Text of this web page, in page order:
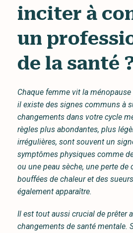
inciter à
un
de la santé
Chaque femme vit la
il existe des signes communs à
changements dans votre cycle
règles plus abondantes, plus
irrégulières, sont souvent un
symptômes physiques comme
ou une peau sèche, une perte de
bouffées de chaleur et des
également apparaître.
Il est tout aussi crucial de prêter
changements de santé mentale.